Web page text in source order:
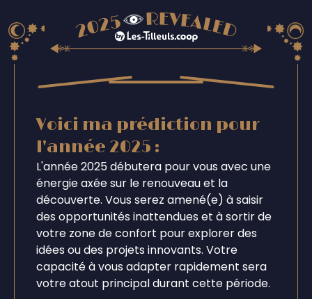
Voici ma prédiction pour
l'année 2025 :
L'année 2025 débutera pour vous avec une
énergie axée sur le renouveau et la
découverte. Vous serez amené(e) à saisir
des opportunités inattendues et à sortir de
votre zone de confort pour explorer des
idées ou des projets innovants. Votre
capacité à vous adapter rapidement sera
votre atout principal durant cette période.